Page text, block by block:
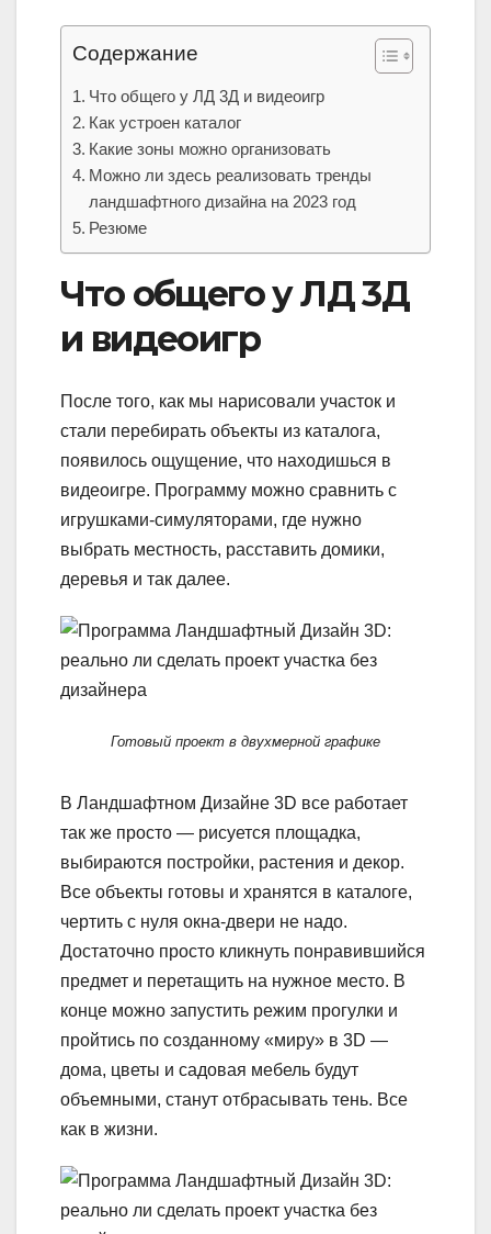
Содержание
Что общего у ЛД 3Д и видеоигр
Как устроен каталог
Какие зоны можно организовать
Можно ли здесь реализовать тренды
ландшафтного дизайна на 2023 год
Резюме
Что общего у ЛД 3Д
и видеоигр
После того, как мы нарисовали участок и
стали перебирать объекты из каталога,
появилось ощущение, что находишься в
видеоигре. Программу можно сравнить с
игрушками-симуляторами, где нужно
выбрать местность, расставить домики,
деревья и так далее.
Готовый проект в двухмерной графике
В Ландшафтном Дизайне 3D все работает
так же просто — рисуется площадка,
выбираются постройки, растения и декор.
Все объекты готовы и хранятся в каталоге,
чертить с нуля окна-двери не надо.
Достаточно просто кликнуть понравившийся
предмет и перетащить на нужное место. В
конце можно запустить режим прогулки и
пройтись по созданному «миру» в 3D —
дома, цветы и садовая мебель будут
объемными, станут отбрасывать тень. Все
как в жизни.